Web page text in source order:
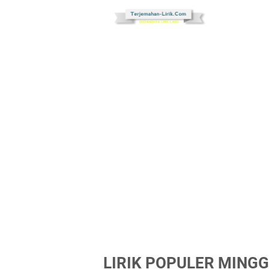
LIRIK POPULER